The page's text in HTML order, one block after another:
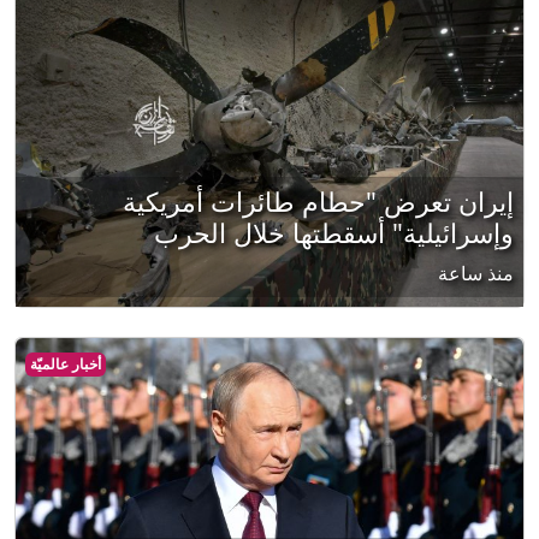
إيران تعرض "حطام طائرات أمريكية
وإسرائيلية" أسقطتها خلال الحرب
منذ ساعة
أخبار عالميّة